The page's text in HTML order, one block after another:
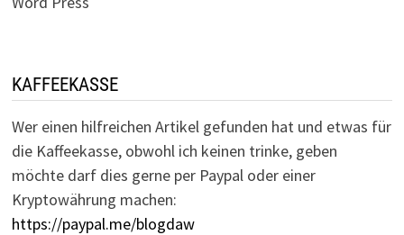
KAFFEEKASSE
Wer einen hilfreichen Artikel gefunden hat und etwas für
die Kaffeekasse, obwohl ich keinen trinke, geben
möchte darf dies gerne per Paypal oder einer
Kryptowährung machen:
https://paypal.me/blogdaw